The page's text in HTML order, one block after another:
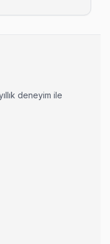
deneyim ile